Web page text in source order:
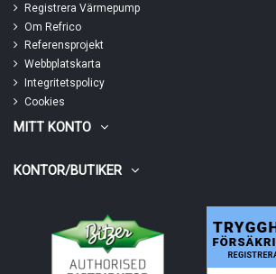
Registrera Värmepump
Om Refrico
Referensprojekt
Webbplatskarta
Integritetspolicy
Cookies
MITT KONTO
KONTOR/BUTIKER